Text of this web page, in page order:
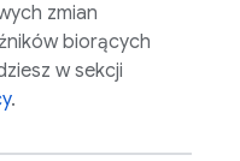
zmian
biorących
w sekcji
.